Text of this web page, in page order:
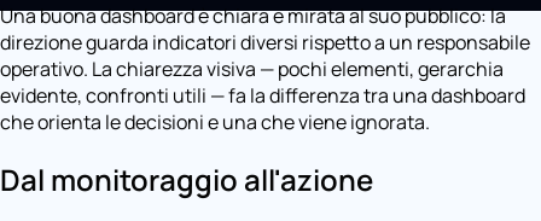
Una buona dashboard è chiara e mirata al suo pubblico: la
direzione guarda indicatori diversi rispetto a un responsabile
operativo. La chiarezza visiva — pochi elementi, gerarchia
evidente, confronti utili — fa la differenza tra una dashboard
che orienta le decisioni e una che viene ignorata.
Dal monitoraggio all'azione